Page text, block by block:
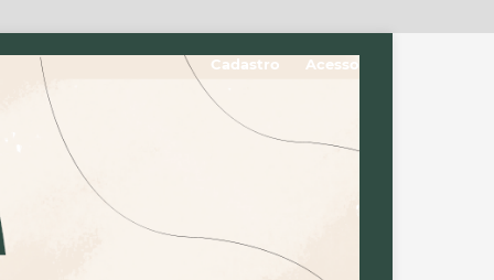
Cadastro Acesso